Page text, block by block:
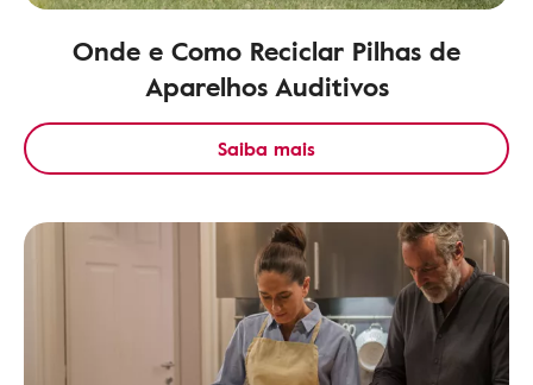
Onde e Como Reciclar Pilhas de
Aparelhos Auditivos
Saiba mais